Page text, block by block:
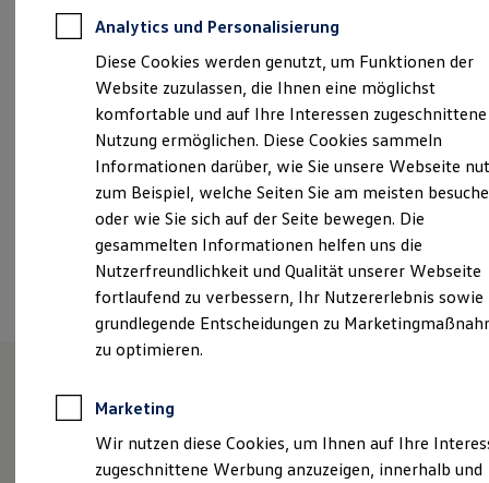
Für Gewerbekunden
Profi Paket
TopDeal
Gebrauchtwagen
ProfiPartner für Gebrauchtwagen
Zertifizierte Gebrauchtwagen
Finanzierung
Für Privatkunden
Für Gewerbekunden
Leasing
Für Privatkunden
Für Gewerbekunden
Versicherungen & Garantien
Garantien
Kfz-Versicherung für Nutzfahrzeuge
Restschuldversicherung
Wartungsverträge
Besitzer & Service
Sommer-Special
Reparatur, Pflege & Inspektion
Servicetermin anfragen
Service-Vorteile bei Volkswagen Nutzfahrzeuge
vwn-sha@koch-autogruppe.de
+49 791 75840
Montag
Ansprechpartner
Termin vereinbaren
Unser Autohaus in
Schwäbisch Hall und Gaildorf.
Analytics und Personalisierung
Diese Cookies werden genutzt, um Funktionen der
Website zuzulassen, die Ihnen eine möglichst
komfortable und auf Ihre Interessen zugeschnittene
Nutzung ermöglichen. Diese Cookies sammeln
Informationen darüber, wie Sie unsere Webseite
zum Beispiel, welche Seiten Sie am meisten
oder wie Sie sich auf der Seite bewegen. Die
gesammelten Informationen helfen uns die
Nutzerfreundlichkeit und Qualität unserer Webseite
fortlaufend zu verbessern, Ihr Nutzererlebnis sowie
grundlegende Entscheidungen zu
zu optimieren.
Marketing
Wir nutzen diese Cookies, um Ihnen auf Ihre
zugeschnittene Werbung anzuzeigen, innerhalb und